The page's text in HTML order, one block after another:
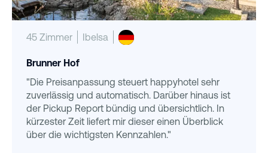
45 Zimmer Ibelsa
Brunner Hof
"Die Preisanpassung steuert happyhotel sehr
zuverlässig und automatisch. Darüber hinaus ist
der Pickup Report bündig und übersichtlich. In
kürzester Zeit liefert mir dieser einen Überblick
über die wichtigsten Kennzahlen."